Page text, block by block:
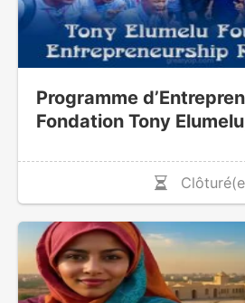
Programme
Fondation Tony